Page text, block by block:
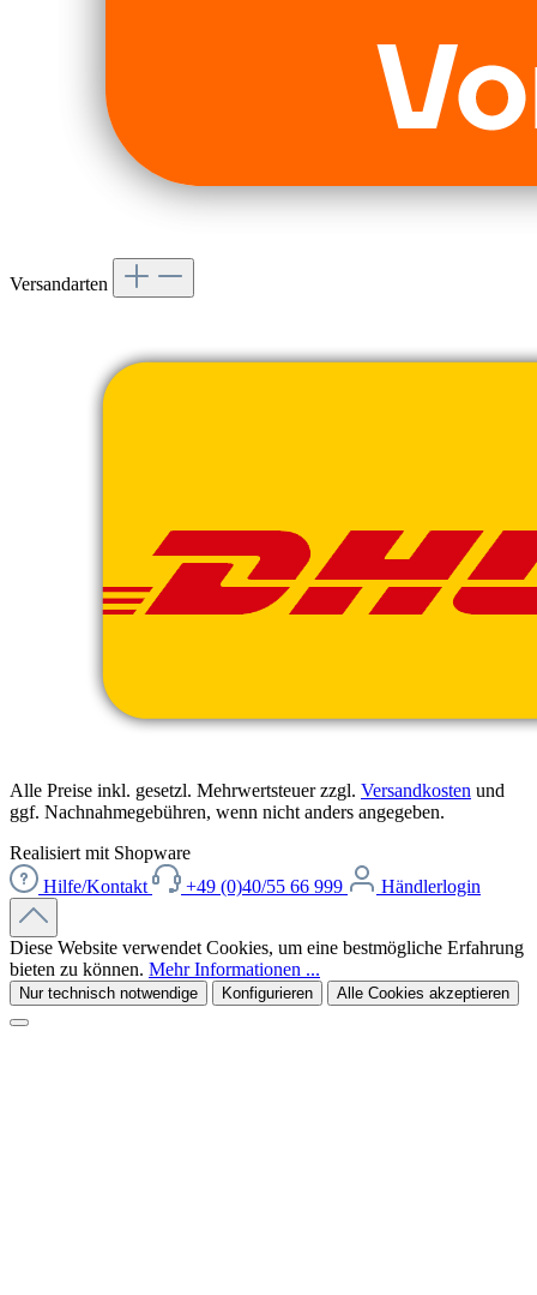
Versandarten
Alle Preise inkl. gesetzl. Mehrwertsteuer zzgl. Versandkosten und
ggf. Nachnahmegebühren, wenn nicht anders angegeben.
Realisiert mit Shopware
Hilfe/Kontakt
+49 (0)40/55 66 999 Händlerlogin
Diese Website verwendet Cookies, um eine bestmögliche Erfahrung
bieten zu können. Mehr Informationen ...
Nur technisch notwendige Konfigurieren Alle Cookies akzeptieren